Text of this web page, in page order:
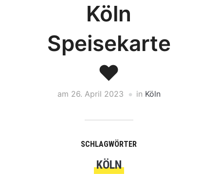
Köln
Speisekarte
❤️
am 26. April 2023 in Köln
SCHLAGWÖRTER
KÖLN